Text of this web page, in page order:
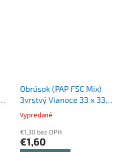
Obrúsok (PAP FSC Mix)
3vrstvý Vianoce 33 x 33
cm [20 ks]
Vypredané
€1,30 bez DPH
€1,60